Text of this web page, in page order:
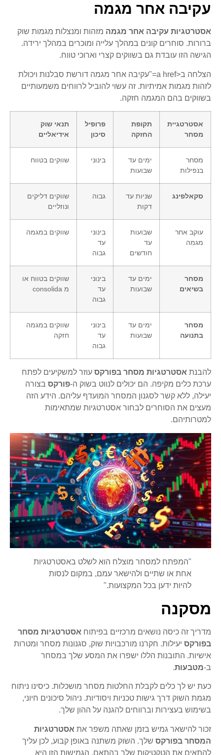
עקיבה אחר מגמה
אסטרטגיות עקיבה אחר מגמה מזהות ומנצלות מגמות שוק
ברורות. סוחרים קונים במהלך עלייה ומוכרים במהלך ירידה.
הגישה הזו עובדת גם בשווקים קצרי וארוכי טווח.
הצלחה ב<a href="עקיבה אחר מגמה דורשת סבלנות ויכולת
לזהות מגמות אמיתיות. זה עשוי להוביל לרווחים משמעותיים
בשווקים בהם המגמה חזקה.
אסטרטגיית
מסחר
תקופת
החזקה
פרופיל
סיכון
תנאי שוק
אידיאליים
מסחר
בנפילות
ימים עד
שבועות
בינוני שווקים בטווח
סקאלפינג
שניות עד
דקות
גבוה
שווקים דליקים
ונוזליים
עוקב אחר
מגמה
שבועות
עד
חודשים
בינוני
עד
גבוה
שווקים במגמה
מסחר
בשיאים
ימים עד
שבועות
בינוני
עד
גבוה
שווקים בטווח או
מ consolida
מסחר
בתנועה
ימים עד
שבועות
בינוני
עד
גבוה
שווקים במגמה
חזקה
להבנת אסטרטגיות מסחר בפורקס עוזר למשקיעים לפתח
ערכת כלים מקיפה. הם יכולים לנווט בשוק ה-פורקס בצורה
יעילה, ללא קשר לסגנון המסחר המועדף עליהם. הידע הזה
מעצים את הסוחרים לבחור אסטרטגיות שמתאימות
למטרותיהם.
"המפתח למסחר מוצלח הוא לשלט באסטרטגיות
אחת או שתיים ולהישאר עמם, במקום לנסות
להיות ידען בכל המקצועות."
מסקנה
מדריך זה כיסה נושאים מרכזיים בפיתוח אסטרטגיות מסחר
בפורקס יעילות. חקרנו מורכבויות שוק, סגנונות מסחר ומטרות
אישיות. התובנות הללו ישפרו את המסע שלך במסחר
ב-מטבעות.
כעת יש לך כלים לקבלת החלטות מסחר מושכלות. כיסינו ניתוח
מגמת השוק דרך גישות טכניות ויסודיות. ניהול סיכונים חיוני,
בשימוש בעצירות וברווחים להגנה על ההון שלך.
זכור להישאר גמיש בזמן שאתה משפר את אסטרטגיות
המסחר בפורקס שלך. השוק משתנה באופן קבוע, לכן עליך
להתאים את הטקטיקות שלך בהתאם. הגמישות הזו היא